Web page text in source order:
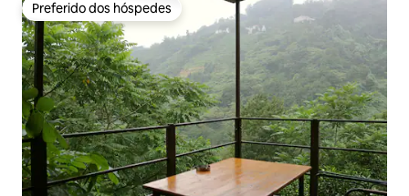
Preferido dos hóspedes
Preferido dos hóspedes